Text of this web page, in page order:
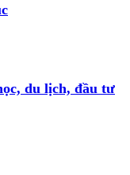
du lịch, đầu tư